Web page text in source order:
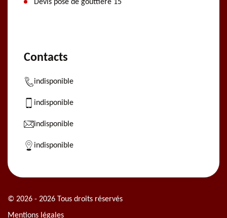
Devis pose de gouttière 15
Contacts
indisponible
indisponible
indisponible
indisponible
© 2026 - 2026 Tous droits réservés
Mentions légales